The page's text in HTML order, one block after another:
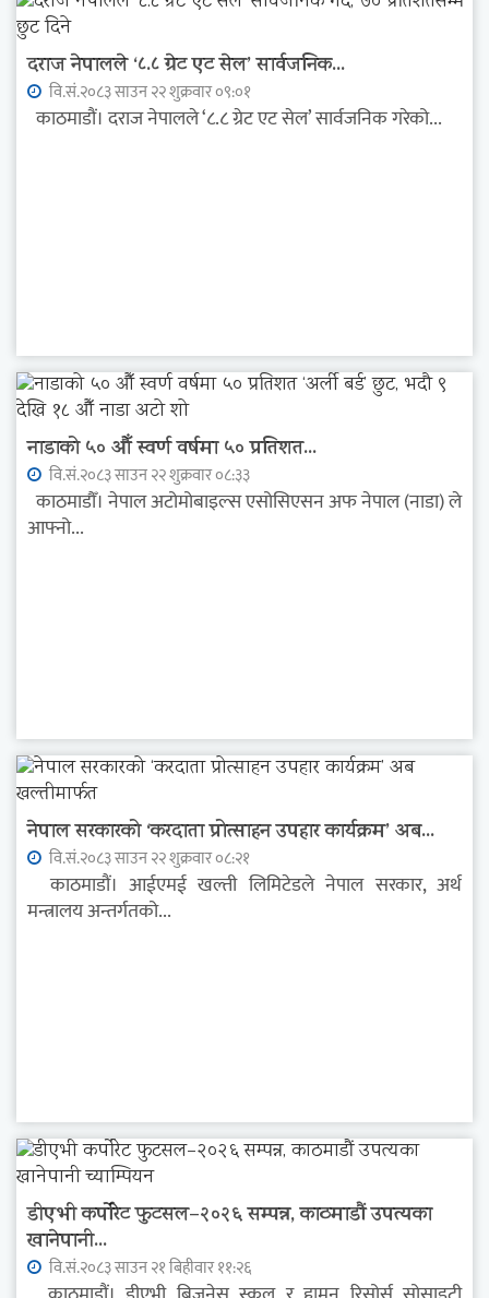
दराज नेपालले ‘८.८ ग्रेट एट सेल’ सार्वजनिक...
वि.सं.२०८३ साउन २२ शुक्रवार ०९:०१
काठमाडौं। दराज नेपालले ‘८.८ ग्रेट एट सेल’ सार्वजनिक गरेको...
नाडाको ५० औँ स्वर्ण वर्षमा ५० प्रतिशत...
वि.सं.२०८३ साउन २२ शुक्रवार ०८:३३
काठमाडौँ। नेपाल अटोमोबाइल्स एसोसिएसन अफ नेपाल (नाडा) ले
आफ्नो...
नेपाल सरकारको ‘करदाता प्रोत्साहन उपहार कार्यक्रम’ अब...
वि.सं.२०८३ साउन २२ शुक्रवार ०८:२१
काठमाडौं। आईएमई खल्ती लिमिटेडले नेपाल सरकार, अर्थ
मन्त्रालय अन्तर्गतको...
डीएभी कर्पोरेट फुटसल–२०२६ सम्पन्न, काठमाडौं उपत्यका
खानेपानी...
वि.सं.२०८३ साउन २१ बिहीवार ११:२६